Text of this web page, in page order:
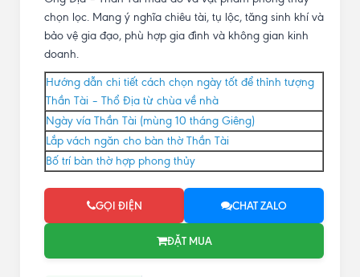
chọn lọc. Mang ý nghĩa chiêu tài, tụ lộc, tăng sinh khí và
bảo vệ gia đạo, phù hợp gia đình và không gian kinh
doanh.
Hướng dẫn chi tiết cách chọn ngày tốt để thỉnh tượng
Thần Tài – Thổ Địa từ chùa về nhà
Ngày vía Thần Tài (mùng 10 tháng Giêng)
Lắp vách ngăn cho bàn thờ Thần Tài
Bố trí bàn thờ hợp phong thủy
GỌI ĐIỆN CHAT ZALO
ĐẶT MUA